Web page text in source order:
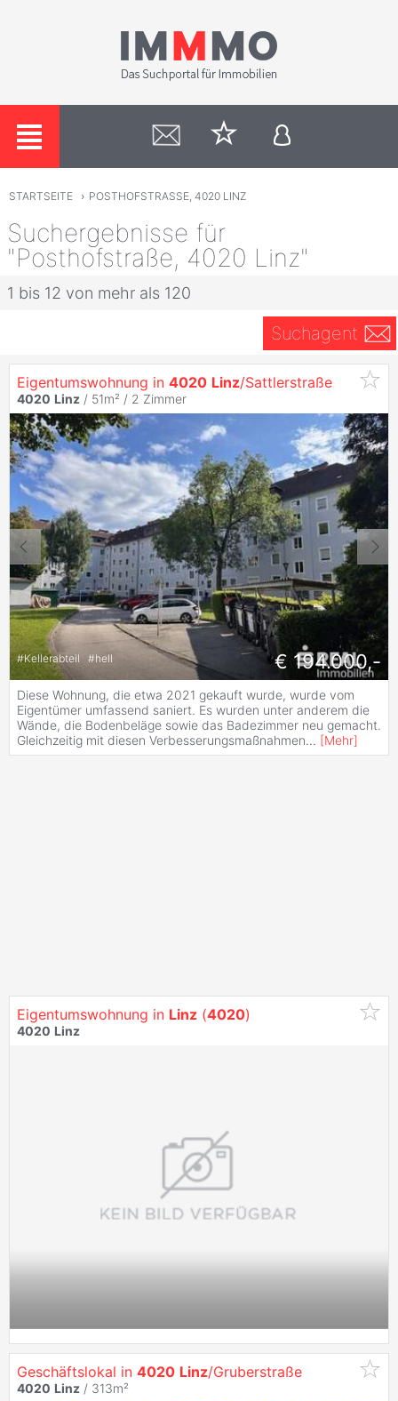
STARTSEITE › POSTHOFSTRASSE, 4020 LINZ
Suchergebnisse für
"Posthofstraße, 4020 Linz"
1 bis 12 von mehr als 120
Suchagent
Eigentumswohnung in 4020 Linz/Sattlerstraße
4020 Linz / 51m² / 2 Zimmer
#Kellerabteil #hell € 194.000,-
Diese Wohnung, die etwa 2021 gekauft wurde, wurde vom
Eigentümer umfassend saniert. Es wurden unter anderem die
Wände, die Bodenbeläge sowie das Badezimmer neu gemacht.
Gleichzeitig mit diesen Verbesserungsmaßnahmen... [Mehr]
Eigentumswohnung in Linz (4020)
4020 Linz
Geschäftslokal in 4020 Linz/Gruberstraße
4020 Linz / 313m²